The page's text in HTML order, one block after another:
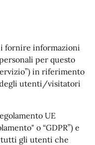
fornire informazioni
per questo
in riferimento
utenti/visitatori
UE
o “GDPR”) e
tutti gli utenti che